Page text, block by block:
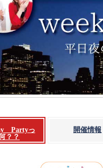
Partyっ
？？
開催情報